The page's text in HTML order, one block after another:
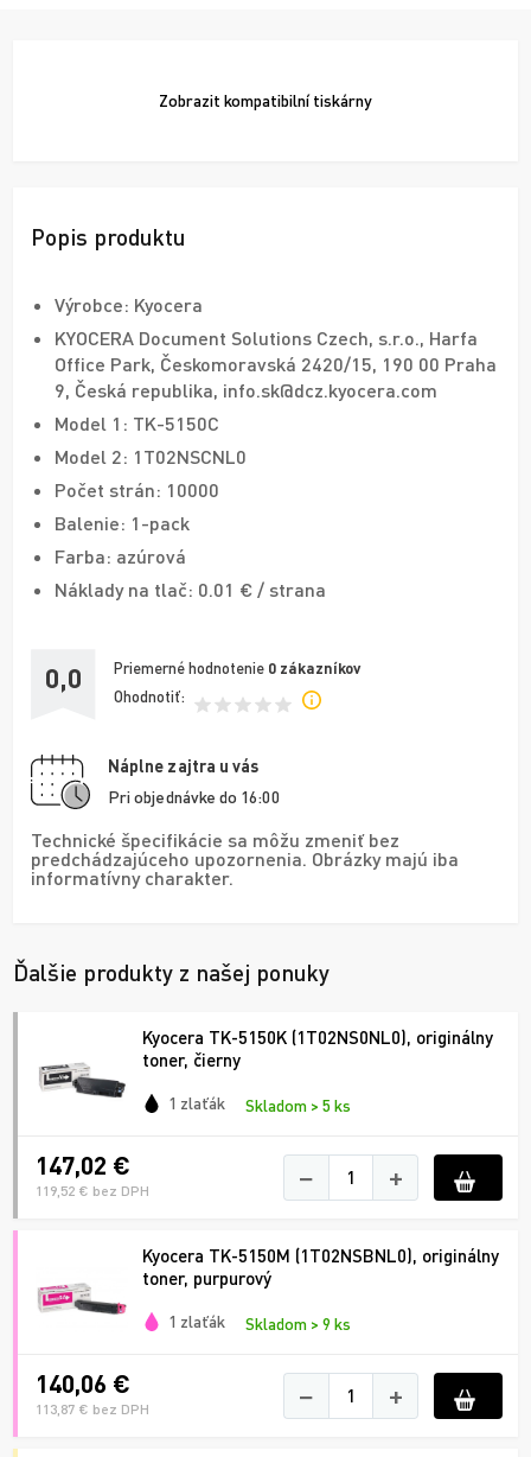
Zobrazit kompatibilní tiskárny
Popis produktu
Výrobce: Kyocera
KYOCERA Document Solutions Czech, s.r.o., Harfa
Office Park, Českomoravská 2420/15, 190 00 Praha
9, Česká republika, info.sk@dcz.kyocera.com
Model 1: TK-5150C
Model 2: 1T02NSCNL0
Počet strán: 10000
Balenie: 1-pack
Farba: azúrová
Náklady na tlač: 0.01 € / strana
0,0 Priemerné hodnotenie 0 zákazníkov
Ohodnotiť:
Náplne zajtra u vás
Pri objednávke do 16:00
Technické špecifikácie sa môžu zmeniť bez
predchádzajúceho upozornenia. Obrázky majú iba
informatívny charakter.
Ďalšie produkty z našej ponuky
Kyocera TK-5150K (1T02NS0NL0), originálny
toner, čierny
1 zlaťák Skladom > 5 ks
147,02 €
119,52 € bez DPH − +
Kyocera TK-5150M (1T02NSBNL0), originálny
toner, purpurový
1 zlaťák Skladom > 9 ks
140,06 €
113,87 € bez DPH − +